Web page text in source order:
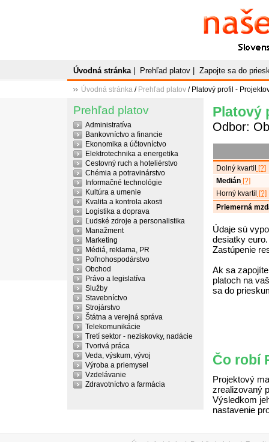
Naše
Slovenský
Úvodná stránka| Prehľad platov Zapojte sa do
Úvodná stránka / Prehľad platov / Platový profil -
Prehľad platov
Administratíva
Bankovníctvo a financie
Ekonomika a účtovníctvo
Elektrotechnika a energetika
Cestovný ruch a hoteliérstvo
Chémia a potravinárstvo
Informačné technológie
Kultúra a umenie
Kvalita a kontrola akosti
Logistika a doprava
Ľudské zdroje a personalistika
Manažment
Marketing
Médiá, reklama, PR
Poľnohospodárstvo
Obchod
Právo a legislatíva
Služby
Stavebníctvo
Strojárstvo
Štátna a verejná správa
Telekomunikácie
Tretí sektor - neziskovky, nadácie
Tvorivá práca
Veda, výskum, vývoj
Výroba a priemysel
Vzdelávanie
Zdravotníctvo a farmácia
Platový
Odbor:
Dolný kvartil
[?]
Medián[?]
Horný kvartil
[?]
Priemerná
Údaje sú
desiatky euro.
Zastúpenie
Ak sa
platoch na
sa do
Čo robí
Projektový
zrealizovaný
Výsledkom
nastavenie